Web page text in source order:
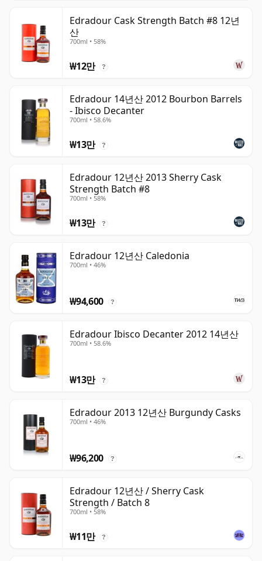
Edradour Cask Strength Batch #8 12년
산
700ml • 58%
₩12만 ?
Edradour 14년산 2012 Bourbon Barrels
- Ibisco Decanter
700ml • 58.6%
₩13만 ?
Edradour 12년산 2013 Sherry Cask
Strength Batch #8
700ml • 58%
₩13만 ?
Edradour 12년산 Caledonia
700ml • 46%
₩94,600 ?
Edradour Ibisco Decanter 2012 14년산
700ml • 58.6%
₩13만 ?
Edradour 2013 12년산 Burgundy Casks
700ml • 46%
₩96,200 ?
Edradour 12년산 / Sherry Cask
Strength / Batch 8
700ml • 58%
₩11만 ?